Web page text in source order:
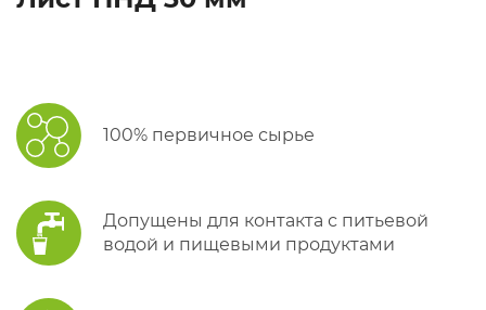
100% первичное сырье
Допущены для контакта с питьевой
водой и пищевыми продуктами